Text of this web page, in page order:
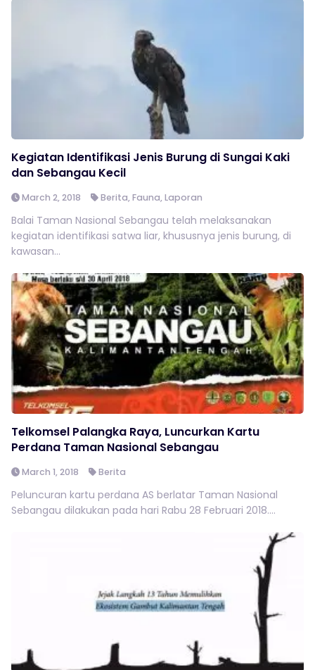
Kegiatan Identifikasi Jenis Burung di Sungai Kaki
dan Sebangau Kecil
March 2, 2018 Berita,Fauna,Laporan
Balai Taman Nasional Sebangau telah melaksanakan
kegiatan identifikasi satwa liar, khususnya jenis burung, di
kawasan...
Telkomsel Palangka Raya, Luncurkan Kartu
Perdana Taman Nasional Sebangau
March 1, 2018 Berita
Peluncuran kartu perdana AS berlatar Taman Nasional
Sebangau dilakukan pada hari Rabu 28 Februari 2018....